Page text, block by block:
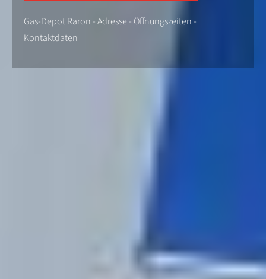
Gas-Depot Raron - Adresse - Öffnungszeiten -
Kontaktdaten